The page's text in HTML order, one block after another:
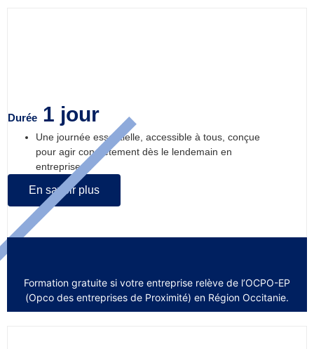
Durée 1 jour
Une journée essentielle, accessible à tous, conçue
pour agir concrètement dès le lendemain en
entreprise....
En savoir plus
Formation gratuite si votre entreprise relève de l’OCPO-EP
(Opco des entreprises de Proximité) en Région Occitanie.